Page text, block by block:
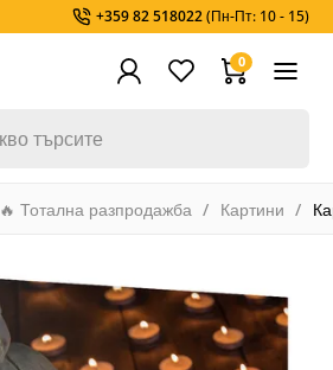
+359 82 518022(Пн-Пт: 10 - 15)
0
🔥 Тотална разпродажба Картини